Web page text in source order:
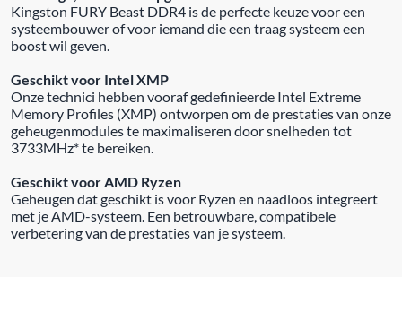
Kingston FURY Beast DDR4 is de perfecte keuze voor een
systeembouwer of voor iemand die een traag systeem een
boost wil geven.
Geschikt voor Intel XMP
Onze technici hebben vooraf gedefinieerde Intel Extreme
Memory Profiles (XMP) ontworpen om de prestaties van onze
geheugenmodules te maximaliseren door snelheden tot
3733MHz* te bereiken.
Geschikt voor AMD Ryzen
Geheugen dat geschikt is voor Ryzen en naadloos integreert
met je AMD-systeem. Een betrouwbare, compatibele
verbetering van de prestaties van je systeem.